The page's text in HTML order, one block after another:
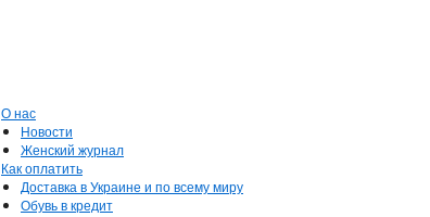
О нас
Новости
Женский журнал
Как оплатить
Доставка в Украине и по всему миру
Обувь в кредит